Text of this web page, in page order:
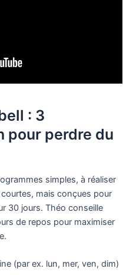
: 3
pour perdre du
simples, à réaliser
mais conçues pour
30 jours. Théo conseille
de repos pour maximiser
(par ex. lun, mer, ven, dim)